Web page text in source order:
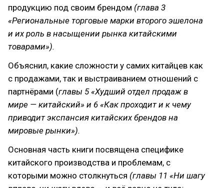
продукцию под своим брендом (глава 3
«Региональные торговые марки второго эшелона
и их роль в насыщении рынка китайскими
товарами»).
Объяснил, какие сложности у самих китайцев как
с продажами, так и выстраиванием отношений с
партнёрами (главы 5 «Худший отдел продаж в
мире — китайский» и 6 «Как проходит и к чему
приводит экспансия китайских брендов на
мировые рынки»).
Основная часть книги посвящена специфике
китайского производства и проблемам, с
которыми можно столкнуться (главы 11 «Ни шагу